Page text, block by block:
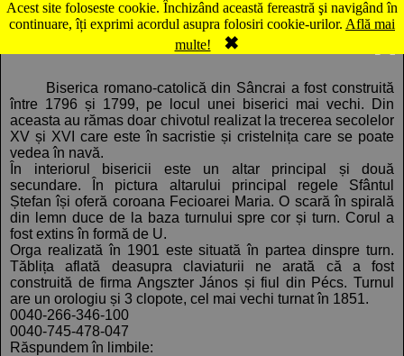
Acest site foloseste cookie. Închizând această fereastră şi navigând în
continuare, îți exprimi acordul asupra folosiri cookie-urilor. Află mai
multe!
✖
Hartă Sâncrai: Biserica catolică
Biserica romano-catolică din Sâncrai a fost construită
între 1796 și 1799, pe locul unei biserici mai vechi. Din
aceasta au rămas doar chivotul realizat la trecerea secolelor
XV și XVI care este în sacristie și cristelnița care se poate
vedea în navă.
În interiorul bisericii este un altar principal și două
secundare. În pictura altarului principal regele Sfântul
Ștefan își oferă coroana Fecioarei Maria. O scară în spirală
din lemn duce de la baza turnului spre cor și turn. Corul a
fost extins în formă de U.
Orga realizată în 1901 este situată în partea dinspre turn.
Tăblița aflată deasupra claviaturii ne arată că a fost
construită de firma Angszter János și fiul din Pécs. Turnul
are un orologiu și 3 clopote, cel mai vechi turnat în 1851.
0040-266-346-100
0040-745-478-047
Răspundem în limbile:
Comentarii